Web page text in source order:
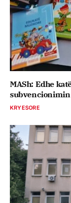
MASh: Edhe
subvencionimin
KRYESORE